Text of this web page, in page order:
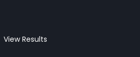
View Results